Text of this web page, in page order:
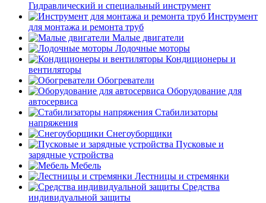
Гидравлический и специальный инструмент
Инструмент
для монтажа и ремонта труб
Малые двигатели
Лодочные моторы
Кондиционеры и
вентиляторы
Обогреватели
Оборудование для
автосервиса
Стабилизаторы
напряжения
Снегоуборщики
Пусковые и
зарядные устройства
Мебель
Лестницы и стремянки
Средства
индивидуальной защиты